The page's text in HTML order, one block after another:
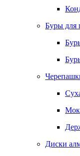
Буры для
Диски